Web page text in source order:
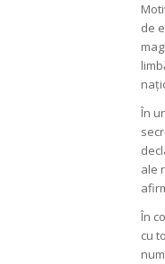
de
În
ale
În
cu